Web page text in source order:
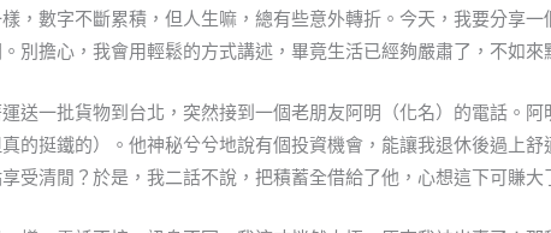
，數字不斷累積，但人生嘛，總有些意外轉折。今天，我要分享
別擔心，我會用輕鬆的方式講述，畢竟生活已經夠嚴肅了，不如來
送一批貨物到台北，突然接到一個老朋友阿明（化名）的電話。
的挺鐵的）。他神秘兮兮地說有個投資機會，能讓我退休後過上
受清閒？於是，我二話不說，把積蓄全借給了他，心想這下可賺大